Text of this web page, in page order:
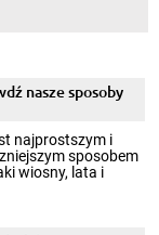
nasze sposoby
najprostszym i
sposobem
wiosny, lata i
oko w sezonie